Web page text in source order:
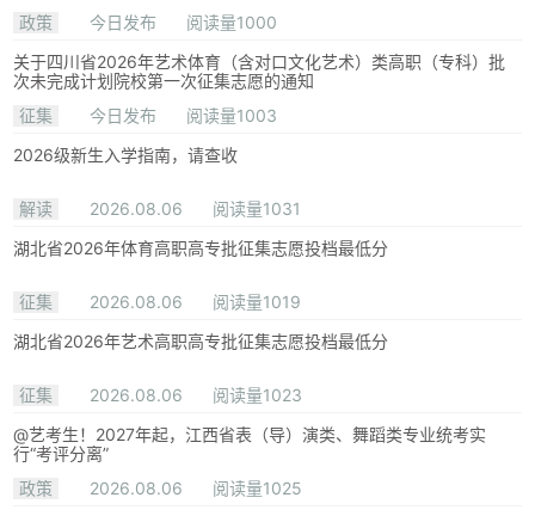
政策
今日发布
阅读量1000
关于四川省2026年艺术体育（含对口文化艺术）类高职（专科）批
次未完成计划院校第一次征集志愿的通知
征集
今日发布
阅读量1003
2026级新生入学指南，请查收
解读 2026.08.06
阅读量1031
湖北省2026年体育高职高专批征集志愿投档最低分
征集 2026.08.06
阅读量1019
湖北省2026年艺术高职高专批征集志愿投档最低分
征集 2026.08.06
阅读量1023
@艺考生！2027年起，江西省表（导）演类、舞蹈类专业统考实
行“考评分离”
政策
2026.08.06
阅读量1025